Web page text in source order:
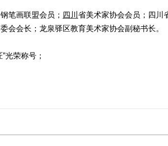
笔画联盟会员； 四川 省美术家协会会员；四川
会会长；龙泉驿区教育美术家协会副秘书长。
光荣称号；